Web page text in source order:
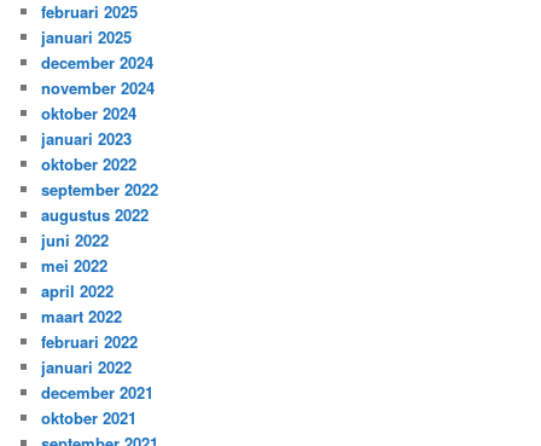
februari 2025
januari 2025
december 2024
november 2024
oktober 2024
januari 2023
oktober 2022
september 2022
augustus 2022
juni 2022
mei 2022
april 2022
maart 2022
februari 2022
januari 2022
december 2021
oktober 2021